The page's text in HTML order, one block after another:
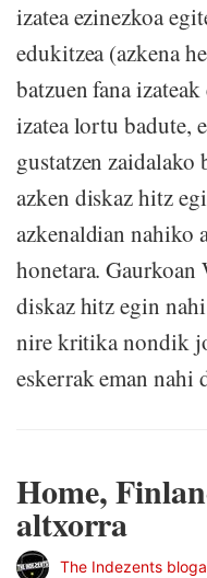
izatea ezinezkoa
edukitzea (azkena
batzuen fana
izatea lortu badute,
gustatzen zaidalako
azken diskaz hitz
azkenaldian nahiko
honetara.
diskaz hitz egin
nire kritika nondik
eskerrak eman nahi
Home,
altxorra
The Indezents